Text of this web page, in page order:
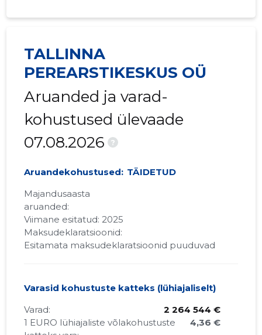
TALLINNA
PEREARSTIKESKUS OÜ
Aruanded ja varad-
kohustused ülevaade
07.08.2026
?
Aruandekohustused: TÄIDETUD
Majandusaasta
aruanded:
Viimane esitatud: 2025
Maksudeklaratsioonid:
Esitamata maksudeklaratsioonid puuduvad
Varasid kohustuste katteks (lühiajaliselt)
Varad:
2 264 544 €
1 EURO lühiajaliste võlakohustuste
4,36 €